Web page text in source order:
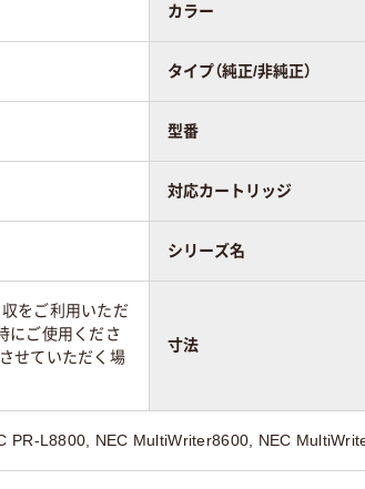
カラー
タイプ（純正/非純正）
型番
対応カートリッジ
シリーズ名
をご利用いただ
にご使用くださ
せていただく場
寸法
PR-L8800, NEC MultiWriter8600, NEC